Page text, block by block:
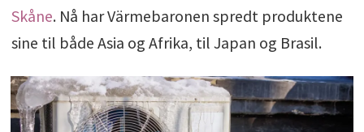
Skåne. Nå har Värmebaronen spredt produktene
sine til både Asia og Afrika, til Japan og Brasil.